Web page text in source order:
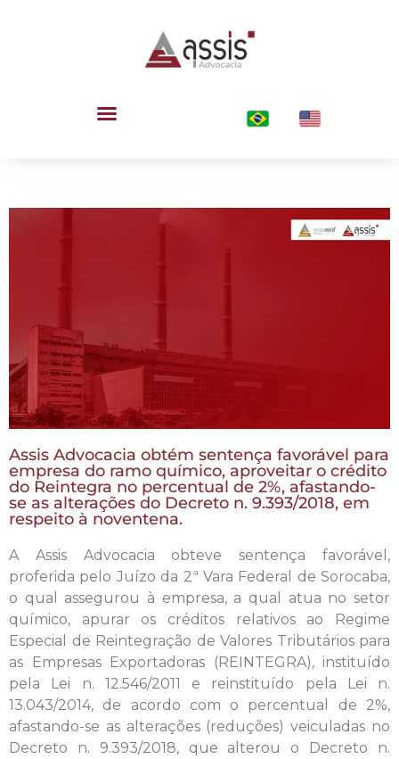
Assis Advocacia obtém sentença favorável para
empresa do ramo químico, aproveitar o crédito
do Reintegra no percentual de 2%, afastando-
se as alterações do Decreto n. 9.393/2018, em
respeito à noventena.
A Assis Advocacia obteve sentença favorável,
proferida pelo Juízo da 2ª Vara Federal de Sorocaba,
o qual assegurou à empresa, a qual atua no setor
químico, apurar os créditos relativos ao Regime
Especial de Reintegração de Valores Tributários para
as Empresas Exportadoras (REINTEGRA), instituído
pela Lei n. 12.546/2011 e reinstituído pela Lei n.
13.043/2014, de acordo com o percentual de 2%,
afastando-se as alterações (reduções) veiculadas no
Decreto n. 9.393/2018, que alterou o Decreto n.